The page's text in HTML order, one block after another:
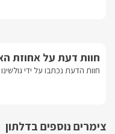
טבע משכרים של הגליל
חוות דעת על אחוזת
חוות הדעת נכתבו על ידי
צימרים נוספים בדלתון